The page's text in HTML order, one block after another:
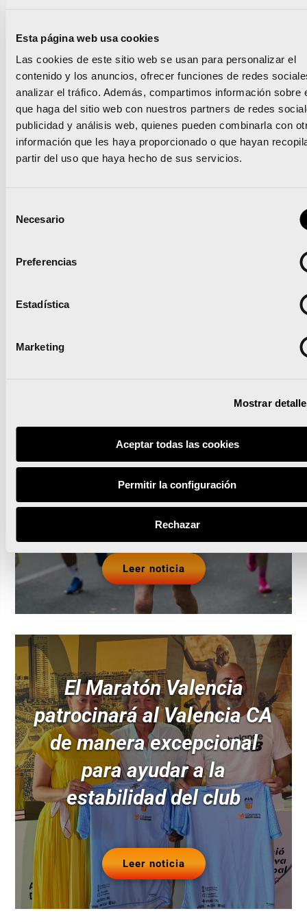
Esta página web usa cookies
Las cookies de este sitio web se usan para personalizar el
contenido y los anuncios, ofrecer funciones de redes
analizar el tráfico. Además, compartimos información sobre
que haga del sitio web con nuestros partners de redes
publicidad y análisis web, quienes pueden combinarla con
información que les haya proporcionado o que hayan
partir del uso que haya hecho de sus servicios.
Necesario
Preferencias
Estadística
Marketing
Mostrar
Aceptar todas las cookies
Permitir la configuración
Rechazar
book» icon_color=»#ffffff» text_shadow=»0px 0px
0px #010101″ class=»boton-vcr-std»]Lee otras
historias de 42,195K[/vcr_button]
Virginie viaja desde Francia para correr su maratón
Runna se convierte en el
training partner del Medio
y el Maratón Valencia
Leer noticia
El Maratón Valencia
patrocinará al Valencia CA
de manera excepcional
para ayudar a la
estabilidad del club
Leer noticia